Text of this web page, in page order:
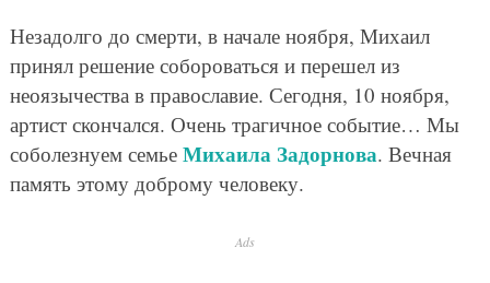
Незадолго до смерти, в начале ноября, Михаил
принял решение собороваться и перешел из
неоязычества в православие. Сегодня, 10 ноября,
артист скончался. Очень трагичное событие… Мы
соболезнуем семье Михаила Задорнова. Вечная
память этому доброму человеку.
Ads